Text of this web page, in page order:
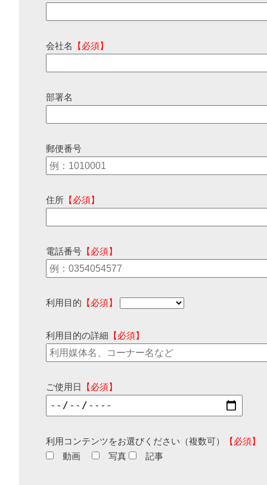
会社名 【必須】
部署名
郵便番号
住所 【必須】
電話番号 【必須】
利用目的 【必須】
利用目的の詳細 【必須】
ご使用日 【必須】
利用コンテンツをお選びください（複数可）
【必須】
動画
写真 記事